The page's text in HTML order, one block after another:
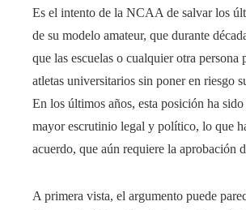
Es el intento de la NCAA de salvar los
de su modelo amateur, que durante
que las escuelas o cualquier otra persona
atletas universitarios sin poner en riesgo
En los últimos años, esta posición ha
mayor escrutinio legal y político, lo que
acuerdo, que aún requiere la aprobación
A primera vista, el argumento puede